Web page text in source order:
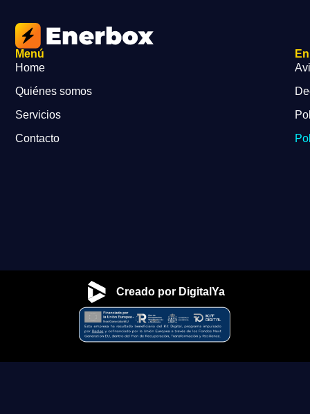
Menú
Home
Quiénes somos
Servicios
Contacto
Creado por DigitalYa